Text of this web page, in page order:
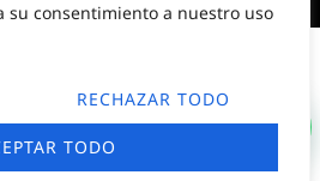
su consentimiento a nuestro uso
RECHAZAR TODO
TODO